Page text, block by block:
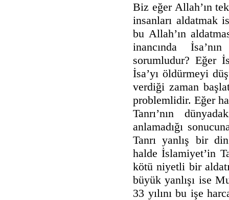
Biz eğer Allah’ın
insanları aldatmak
bu Allah’ın
inancında
sorumludur? Eğer
İsa’yı öldürmeyi
verdiği zaman
problemlidir. Eğer
Tanrı’nın
anlamadığı
Tanrı yanlış bir
halde İslamiyet’in
kötü niyetli bir
büyük yanlışı ise
33 yılını bu işe